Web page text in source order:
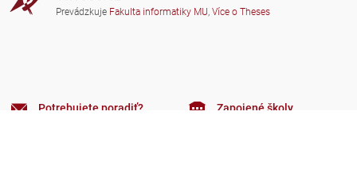
Prevádzkuje Fakulta informatiky MU, Více o Theses
Potrebujete poradiť? Zapojené školy